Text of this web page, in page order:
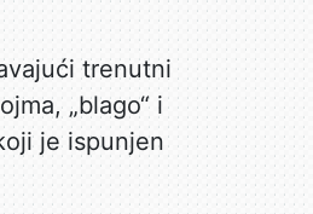
trenutni
„blago“ i
je ispunjen